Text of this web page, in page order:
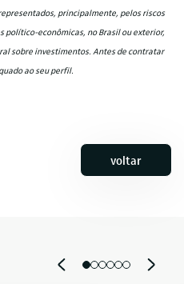
principalmente, pelos riscos
político-econômicas, no Brasil ou exterior,
sobre investimentos. Antes de contratar
ao seu perfil.
voltar